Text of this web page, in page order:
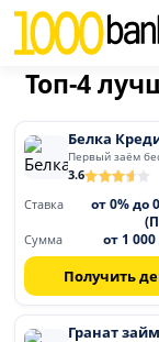
Топ-4
Белка
3.6
Ставка
от 0% до
Сумма от 1
Получить
Гранат займ